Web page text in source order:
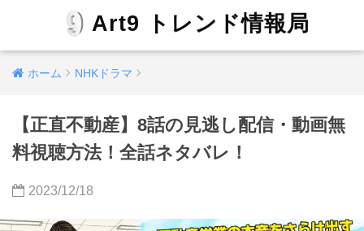
Art9 トレンド情報局
ホーム NHKドラマ
【正直不動産】8話の見逃し配信・動画無
料視聴方法！全話ネタバレ！
2023/12/18